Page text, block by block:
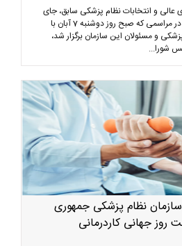
عالی و انتخابات نظام پزشکی سابق، جای
خود را به اعضای جدید دادند. در مراسمی که صبح روز دوشنبه 7 آبان با
و مسئولان این سازمان برگزار شد،
شورا...
نظام پزشکی جمهوری
روز جهانی کاردرمانی